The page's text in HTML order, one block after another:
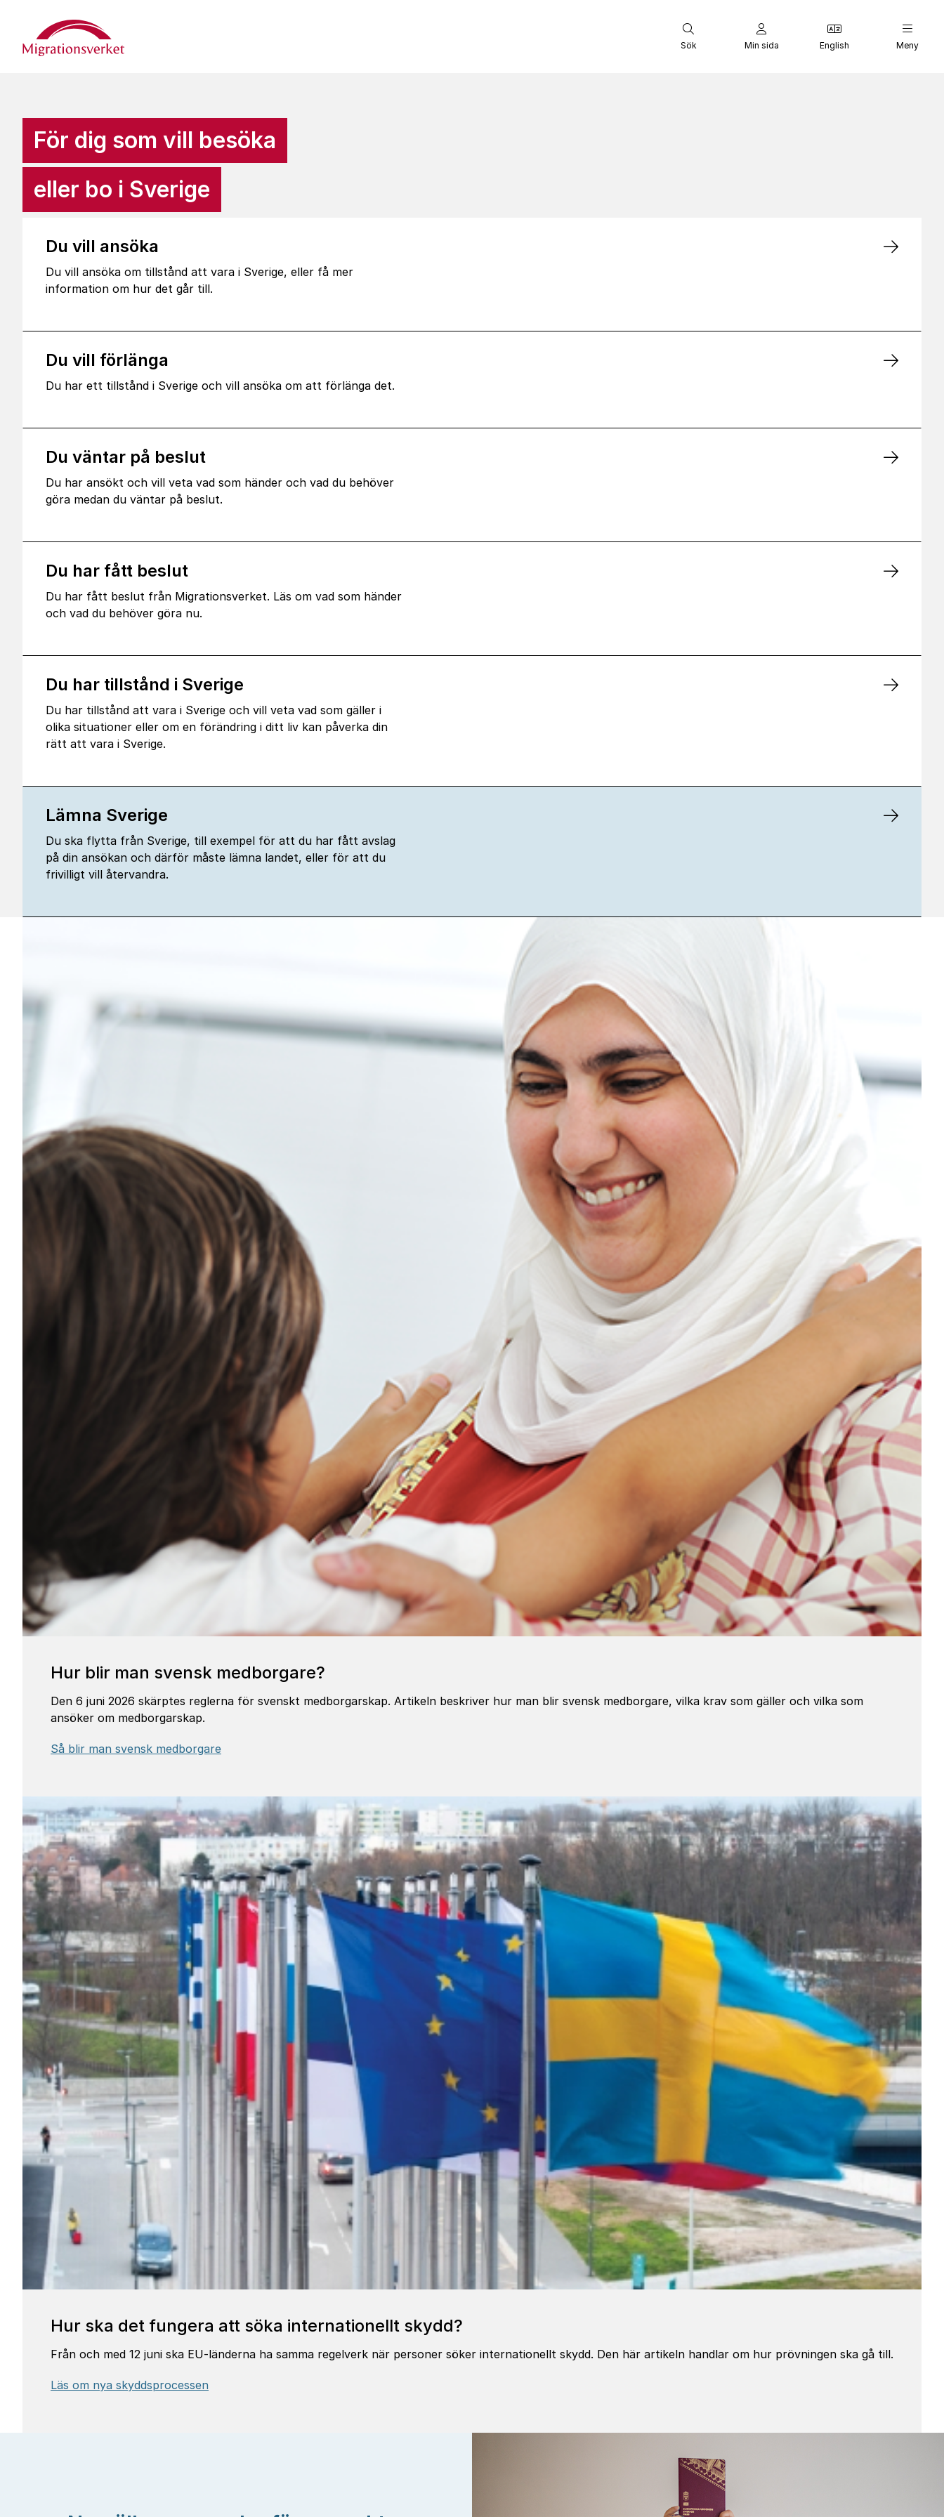
Start
Sök Min sida English Meny
För dig som vill besöka
eller bo i Sverige
Du vill ansöka
Du vill ansöka om tillstånd att vara i Sverige, eller få mer
information om hur det går till.
Du vill förlänga
Du har ett tillstånd i Sverige och vill ansöka om att förlänga det.
Du väntar på beslut
Du har ansökt och vill veta vad som händer och vad du behöver
göra medan du väntar på beslut.
Du har fått beslut
Du har fått beslut från Migrationsverket. Läs om vad som händer
och vad du behöver göra nu.
Du har tillstånd i Sverige
Du har tillstånd att vara i Sverige och vill veta vad som gäller i
olika situationer eller om en förändring i ditt liv kan påverka din
rätt att vara i Sverige.
Lämna Sverige
Du ska flytta från Sverige, till exempel för att du har fått avslag
på din ansökan och därför måste lämna landet, eller för att du
frivilligt vill återvandra.
Hur blir man svensk medborgare?
Den 6 juni 2026 skärptes reglerna för svenskt medborgarskap. Artikeln beskriver hur man blir svensk medborgare, vilka krav som gäller och vilka som
ansöker om medborgarskap.
Så blir man svensk medborgare
Hur ska det fungera att söka inter­na­tio­nellt skydd?
Från och med 12 juni ska EU-länderna ha samma regelverk när personer söker internationellt skydd. Den här artikeln handlar om hur prövningen ska gå till.
Läs om nya skyddsprocessen